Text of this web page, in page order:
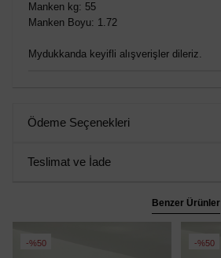
Manken kg: 55
Manken Boyu: 1.72
Mydukkanda keyifli alışverişler dileriz.
Ödeme Seçenekleri
Teslimat ve İade
Benzer Ürünler
%50 %50